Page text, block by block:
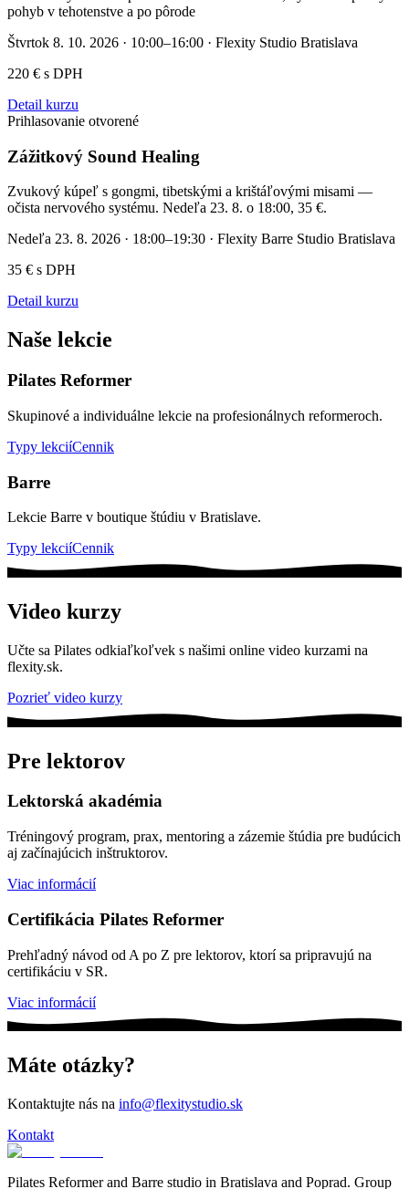
pohyb v tehotenstve a po pôrode
Štvrtok 8. 10. 2026 · 10:00–16:00 · Flexity Studio Bratislava
220 € s DPH
Detail kurzu
Prihlasovanie otvorené
Zážitkový Sound Healing
Zvukový kúpeľ s gongmi, tibetskými a krištáľovými misami —
očista nervového systému. Nedeľa 23. 8. o 18:00, 35 €.
Nedeľa 23. 8. 2026 · 18:00–19:30 · Flexity Barre Studio Bratislava
35 € s DPH
Detail kurzu
Naše lekcie
Pilates Reformer
Skupinové a individuálne lekcie na profesionálnych reformeroch.
Typy lekciíCennik
Barre
Lekcie Barre v boutique štúdiu v Bratislave.
Typy lekciíCennik
Video kurzy
Učte sa Pilates odkiaľkoľvek s našimi online video kurzami na
flexity.sk.
Pozrieť video kurzy
Pre lektorov
Lektorská akadémia
Tréningový program, prax, mentoring a zázemie štúdia pre budúcich
aj začínajúcich inštruktorov.
Viac informácií
Certifikácia Pilates Reformer
Prehľadný návod od A po Z pre lektorov, ktorí sa pripravujú na
certifikáciu v SR.
Viac informácií
Máte otázky?
Kontaktujte nás na info@flexitystudio.sk
Kontakt
Pilates Reformer and Barre studio in Bratislava and Poprad. Group